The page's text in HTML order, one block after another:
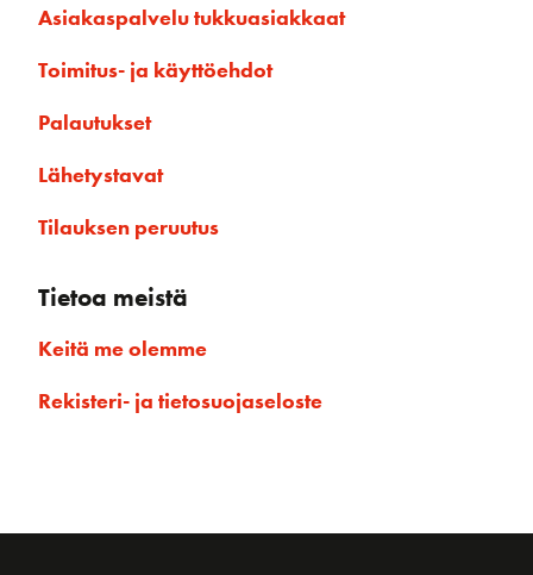
Asiakaspalvelu tukkuasiakkaat
Toimitus- ja käyttöehdot
Palautukset
Lähetystavat
Tilauksen peruutus
Tietoa meistä
Keitä me olemme
Rekisteri- ja tietosuojaseloste